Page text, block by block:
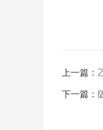
上一篇：
下一篇：